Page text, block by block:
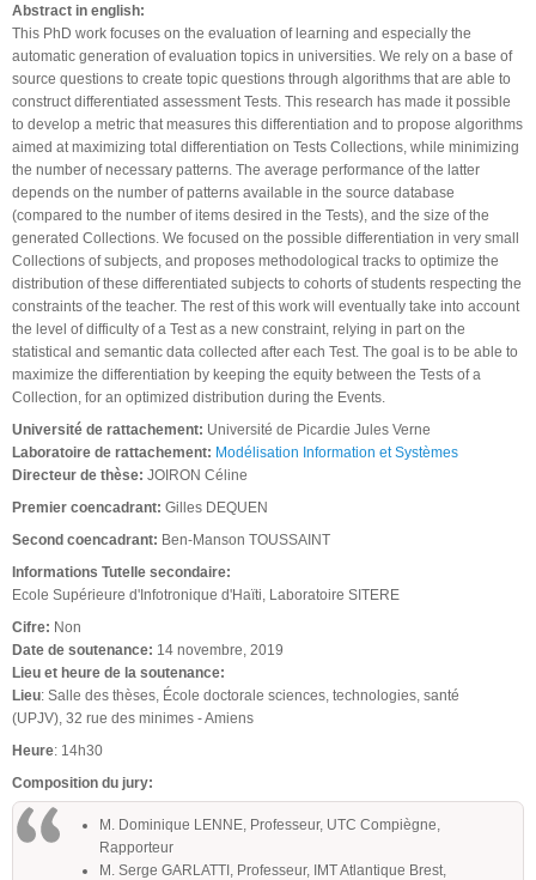
Abstract in english:
This PhD work focuses on the evaluation of learning and especially the
automatic generation of evaluation topics in universities. We rely on a base of
source questions to create topic questions through algorithms that are able to
construct differentiated assessment Tests. This research has made it possible
to develop a metric that measures this differentiation and to propose algorithms
aimed at maximizing total differentiation on Tests Collections, while minimizing
the number of necessary patterns. The average performance of the latter
depends on the number of patterns available in the source database
(compared to the number of items desired in the Tests), and the size of the
generated Collections. We focused on the possible differentiation in very small
Collections of subjects, and proposes methodological tracks to optimize the
distribution of these differentiated subjects to cohorts of students respecting the
constraints of the teacher. The rest of this work will eventually take into account
the level of difficulty of a Test as a new constraint, relying in part on the
statistical and semantic data collected after each Test. The goal is to be able to
maximize the differentiation by keeping the equity between the Tests of a
Collection, for an optimized distribution during the Events.
Université de rattachement: Université de Picardie Jules Verne
Laboratoire de rattachement: Modélisation Information et Systèmes
Directeur de thèse: JOIRON Céline
Premier coencadrant: Gilles DEQUEN
Second coencadrant: Ben-Manson TOUSSAINT
Informations Tutelle secondaire:
Ecole Supérieure d'Infotronique d'Haïti, Laboratoire SITERE
Cifre: Non
Date de soutenance: 14 novembre, 2019
Lieu et heure de la soutenance:
Lieu: Salle des thèses, École doctorale sciences, technologies, santé
(UPJV), 32 rue des minimes - Amiens
Heure: 14h30
Composition du jury:
M. Dominique LENNE, Professeur, UTC Compiègne,
Rapporteur
M. Serge GARLATTI, Professeur, IMT Atlantique Brest,